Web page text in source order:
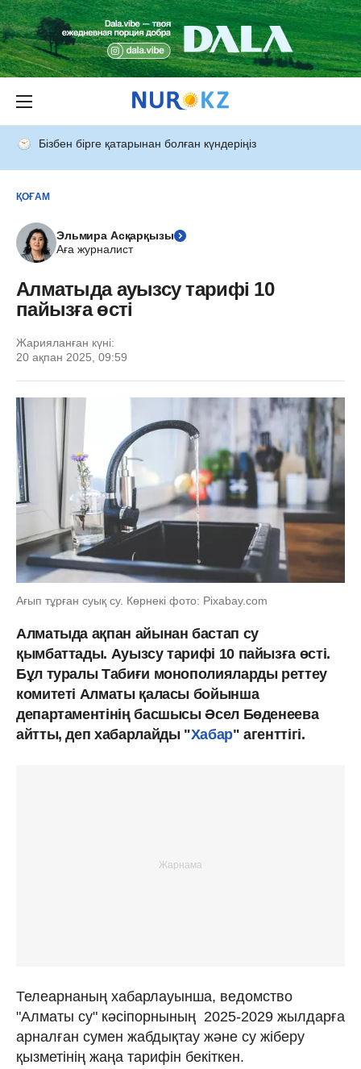
Бізбен бірге қатарынан болған күндеріңіз
ҚОҒАМ
Эльмира Асқарқызы
Аға журналист
Алматыда ауызсу тарифі 10
пайызға өсті
Жарияланған күні:
20 ақпан 2025, 09:59
Ағып тұрған суық су. Көрнекі фото: Pixabay.com
Алматыда ақпан айынан бастап су
қымбаттады. Ауызсу тарифі 10 пайызға өсті.
Бұл туралы Табиғи монополияларды реттеу
комитеті Алматы қаласы бойынша
департаментінің басшысы Әсел Бөденеева
айтты, деп хабарлайды "Хабар" агенттігі.
Телеарнаның хабарлауынша, ведомство
"Алматы су" кәсіпорнының 2025-2029 жылдарға
арналған сумен жабдықтау және су жіберу
қызметінің жаңа тарифін бекіткен.